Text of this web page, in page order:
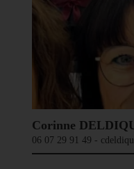
Corinne
06 07 29 91 49 -